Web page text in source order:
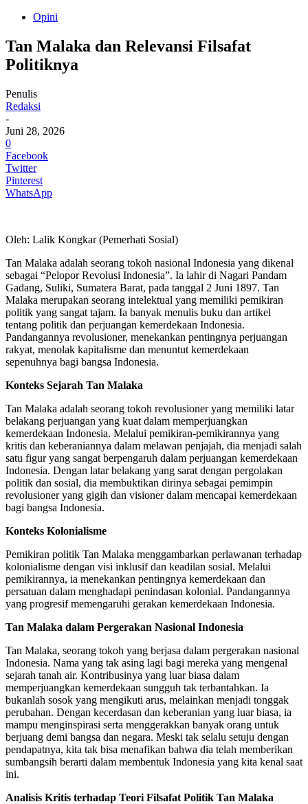
Opini
Tan Malaka dan Relevansi Filsafat
Politiknya
Penulis
Redaksi
-
Juni 28, 2026
0
Facebook
Twitter
Pinterest
WhatsApp
Oleh: Lalik Kongkar (Pemerhati Sosial)
Tan Malaka adalah seorang tokoh nasional Indonesia yang dikenal
sebagai “Pelopor Revolusi Indonesia”. Ia lahir di Nagari Pandam
Gadang, Suliki, Sumatera Barat, pada tanggal 2 Juni 1897. Tan
Malaka merupakan seorang intelektual yang memiliki pemikiran
politik yang sangat tajam. Ia banyak menulis buku dan artikel
tentang politik dan perjuangan kemerdekaan Indonesia.
Pandangannya revolusioner, menekankan pentingnya perjuangan
rakyat, menolak kapitalisme dan menuntut kemerdekaan
sepenuhnya bagi bangsa Indonesia.
Konteks Sejarah Tan Malaka
Tan Malaka adalah seorang tokoh revolusioner yang memiliki latar
belakang perjuangan yang kuat dalam memperjuangkan
kemerdekaan Indonesia. Melalui pemikiran-pemikirannya yang
kritis dan keberaniannya dalam melawan penjajah, dia menjadi salah
satu figur yang sangat berpengaruh dalam perjuangan kemerdekaan
Indonesia. Dengan latar belakang yang sarat dengan pergolakan
politik dan sosial, dia membuktikan dirinya sebagai pemimpin
revolusioner yang gigih dan visioner dalam mencapai kemerdekaan
bagi bangsa Indonesia.
Konteks Kolonialisme
Pemikiran politik Tan Malaka menggambarkan perlawanan terhadap
kolonialisme dengan visi inklusif dan keadilan sosial. Melalui
pemikirannya, ia menekankan pentingnya kemerdekaan dan
persatuan dalam menghadapi penindasan kolonial. Pandangannya
yang progresif memengaruhi gerakan kemerdekaan Indonesia.
Tan Malaka dalam Pergerakan Nasional Indonesia
Tan Malaka, seorang tokoh yang berjasa dalam pergerakan nasional
Indonesia. Nama yang tak asing lagi bagi mereka yang mengenal
sejarah tanah air. Kontribusinya yang luar biasa dalam
memperjuangkan kemerdekaan sungguh tak terbantahkan. Ia
bukanlah sosok yang mengikuti arus, melainkan menjadi tonggak
perubahan. Dengan kecerdasan dan keberanian yang luar biasa, ia
mampu menginspirasi serta menggerakkan banyak orang untuk
berjuang demi bangsa dan negara. Meski tak selalu setuju dengan
pendapatnya, kita tak bisa menafikan bahwa dia telah memberikan
sumbangsih berarti dalam membentuk Indonesia yang kita kenal saat
ini.
Analisis Kritis terhadap Teori Filsafat Politik Tan Malaka